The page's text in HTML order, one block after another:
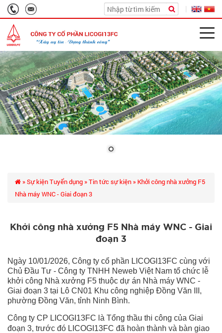
»Sự kiện Tuyển dụng »Tin tức sự kiện » Khởi công nhà xưởng F5
Nhà máy WNC - Giai đoạn 3
Khởi công nhà xưởng F5 Nhà máy WNC - Giai
đoạn 3
Ngày 10/01/2026, Công ty cổ phần LICOGI13FC cùng với
Chủ Đầu Tư - Công ty TNHH Neweb Việt Nam tổ chức lễ
khởi công Nhà xưởng F5 thuộc dự án Nhà máy WNC -
Giai đoạn 3 tại Lô CN01 Khu công nghiệp Đồng Văn III,
phường Đồng Văn, tỉnh Ninh Bình.
Công ty CP LICOGI13FC là Tổng thầu thi công của Giai
đoạn 3, trước đó LICOGI13FC đã hoàn thành và bàn giao